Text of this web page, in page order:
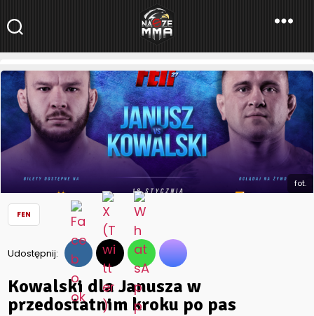
NaszeMMA
NaszeMMA.pl»Aktualności»Polskie MMA»FEN»Kowalski dla
Janusza w przedostatnim kroku po pas
fot.
FEN
Udostępnij:
Kowalski dla Janusza w
przedostatnim kroku po pas